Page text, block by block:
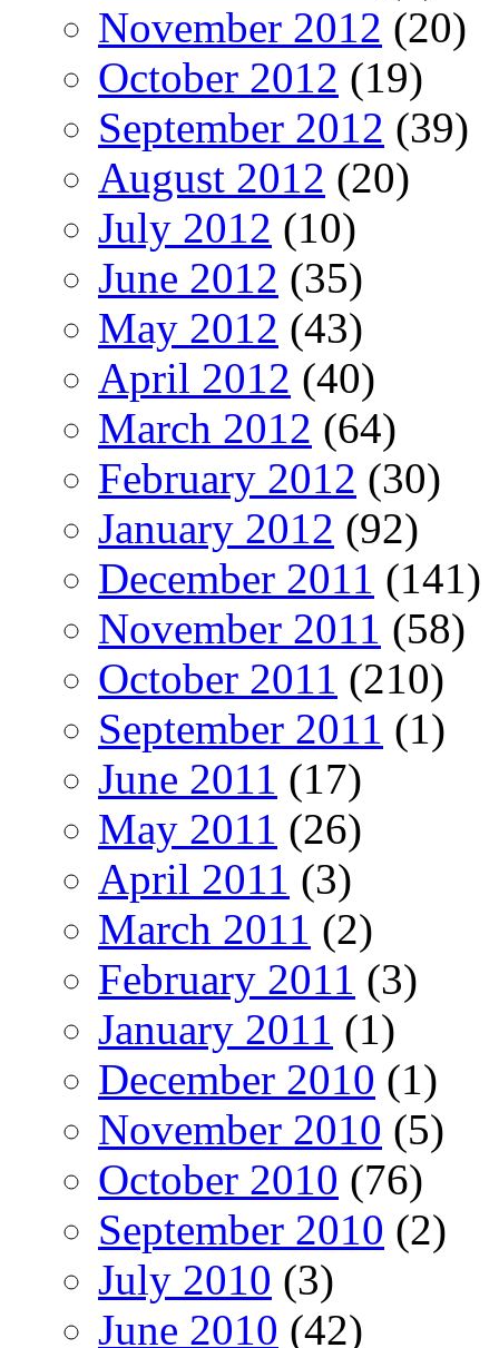
November 2012 (20)
October 2012 (19)
September 2012 (39)
August 2012 (20)
July 2012 (10)
June 2012 (35)
May 2012 (43)
April 2012 (40)
March 2012 (64)
February 2012 (30)
January 2012 (92)
December 2011 (141)
November 2011 (58)
October 2011 (210)
September 2011 (1)
June 2011 (17)
May 2011 (26)
April 2011 (3)
March 2011 (2)
February 2011 (3)
January 2011 (1)
December 2010 (1)
November 2010 (5)
October 2010 (76)
September 2010 (2)
July 2010 (3)
June 2010 (42)